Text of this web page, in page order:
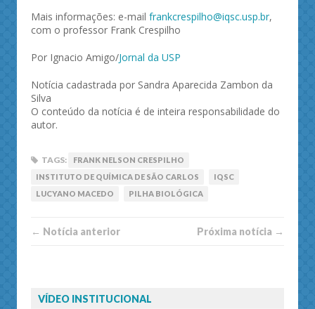
Mais informações: e-mail frankcrespilho@iqsc.usp.br,
com o professor Frank Crespilho
Por Ignacio Amigo/Jornal da USP
Notícia cadastrada por Sandra Aparecida Zambon da
Silva
O conteúdo da notícia é de inteira responsabilidade do
autor.
TAGS:
FRANK NELSON CRESPILHO
INSTITUTO DE QUÍMICA DE SÃO CARLOS
IQSC
LUCYANO MACEDO
PILHA BIOLÓGICA
← Notí­cia anterior Próxima notí­­cia →
VÍDEO INSTITUCIONAL